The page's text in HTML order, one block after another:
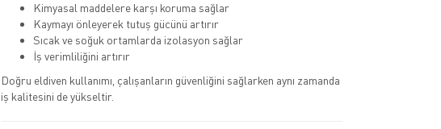
Kimyasal maddelere karşı koruma sağlar
Kaymayı önleyerek tutuş gücünü artırır
Sıcak ve soğuk ortamlarda izolasyon sağlar
İş verimliliğini artırır
Doğru eldiven kullanımı, çalışanların güvenliğini sağlarken aynı zamanda
iş kalitesini de yükseltir.